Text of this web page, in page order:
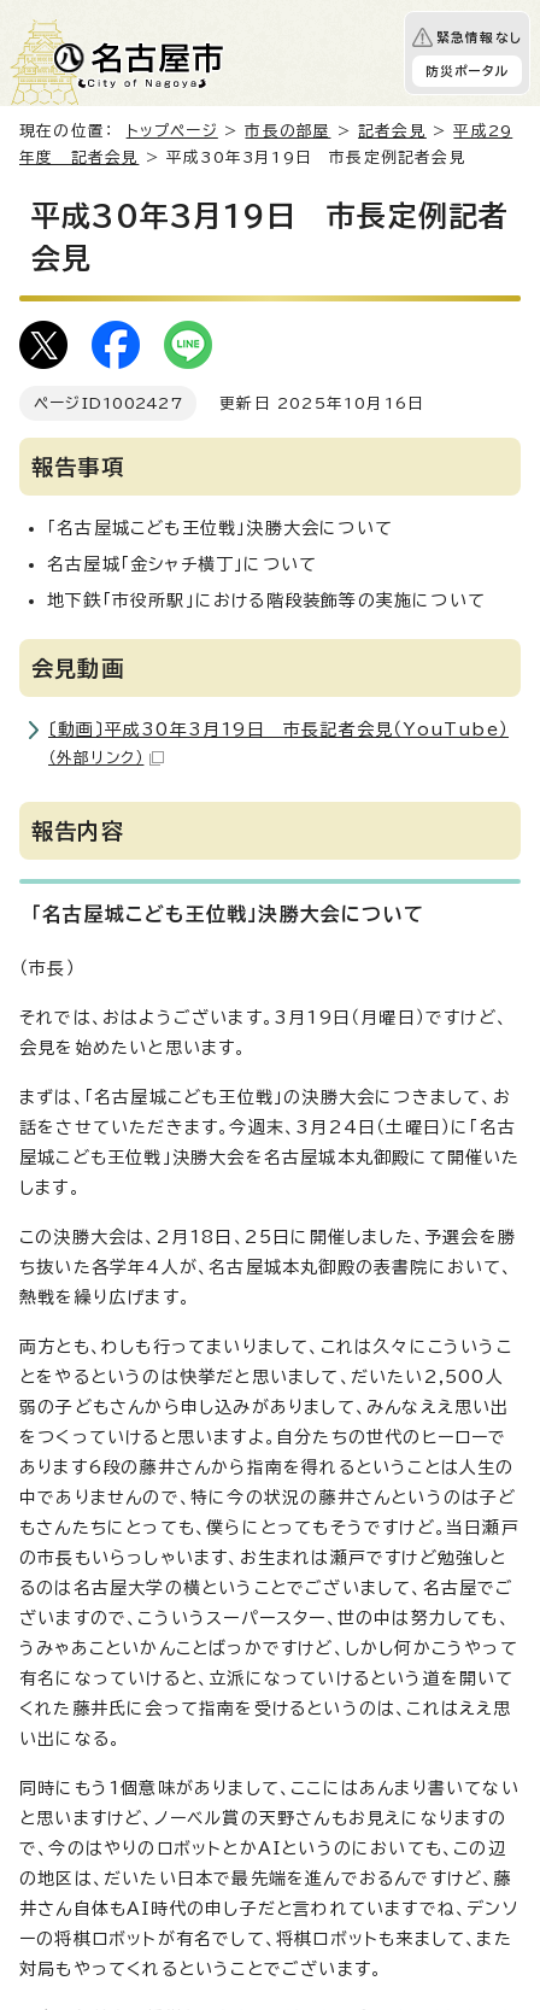
緊急情報なし
防災ポータル
現在の位置： トップページ >市長の部屋 >記者会見 >平成29
年度 記者会見
> 平成30年3月19日 市長定例記者会見
平成30年3月19日 市長定例記者
会見
ページID 1002427 更新日 2025年10月16日
報告事項
「名古屋城こども王位戦」決勝大会について
名古屋城「金シャチ横丁」について
地下鉄「市役所駅」における階段装飾等の実施について
会見動画
〔動画〕平成30年3月19日 市長記者会見（YouTube）
（外部リンク）
報告内容
「名古屋城こども王位戦」決勝大会について
（市長）
それでは、おはようございます。3月19日（月曜日）ですけど、
会見を始めたいと思います。
まずは、「名古屋城こども王位戦」の決勝大会につきまして、お
話をさせていただきます。今週末、3月24日（土曜日）に「名古
屋城こども王位戦」決勝大会を名古屋城本丸御殿にて開催いた
します。
この決勝大会は、2月18日、25日に開催しました、予選会を勝
ち抜いた各学年4人が、名古屋城本丸御殿の表書院において、
熱戦を繰り広げます。
両方とも、わしも行ってまいりまして、これは久々にこういうこ
とをやるというのは快挙だと思いまして、だいたい2,500人
弱の子どもさんから申し込みがありまして、みんなええ思い出
をつくっていけると思いますよ。自分たちの世代のヒーローで
あります6段の藤井さんから指南を得れるということは人生の
中でありませんので、特に今の状況の藤井さんというのは子ど
もさんたちにとっても、僕らにとってもそうですけど。当日瀬戸
の市長もいらっしゃいます、お生まれは瀬戸ですけど勉強しと
るのは名古屋大学の横ということでございまして、名古屋でご
ざいますので、こういうスーパースター、世の中は努力しても、
うみゃあこといかんことばっかですけど、しかし何かこうやって
有名になっていけると、立派になっていけるという道を開いて
くれた藤井氏に会って指南を受けるというのは、これはええ思
い出になる。
同時にもう1個意味がありまして、ここにはあんまり書いてない
と思いますけど、ノーベル賞の天野さんもお見えになりますの
で、今のはやりのロボットとかAIというのにおいても、この辺
の地区は、だいたい日本で最先端を進んでおるんですけど、藤
井さん自体もAI時代の申し子だと言われていますでね、デンソ
ーの将棋ロボットが有名でして、将棋ロボットも来まして、また
対局もやってくれるということでございます。